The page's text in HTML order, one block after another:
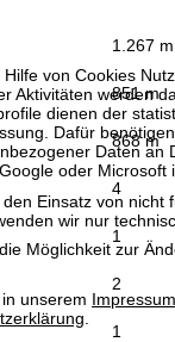
von Cookies
Aktivitäten werden
dienen der
Dafür
Daten
oder Microsoft
Einsatz von nicht
wir nur
Möglichkeit zur
unserem Impressum
.
1.267 m
851 m
868 m
4
1
2
1